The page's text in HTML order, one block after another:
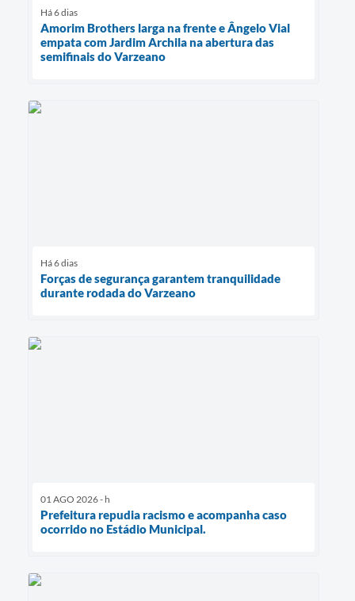
Há 6 dias
Amorim Brothers larga na frente e Ângelo Vial
empata com Jardim Archila na abertura das
semifinais do Varzeano
Há 6 dias
Forças de segurança garantem tranquilidade
durante rodada do Varzeano
01 AGO 2026 - h
Prefeitura repudia racismo e acompanha caso
ocorrido no Estádio Municipal.